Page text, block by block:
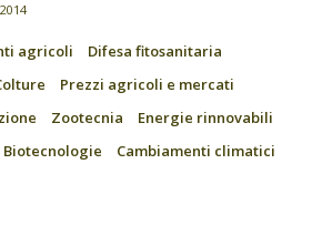
agricoli
Difesa fitosanitaria
Prezzi agricoli e mercati
Zootecnia
Energie rinnovabili
Biotecnologie
Cambiamenti climatici